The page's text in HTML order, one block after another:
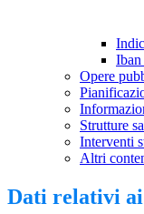
Iban
Opere
Strutture
Interventi
Altri
Dati relativi